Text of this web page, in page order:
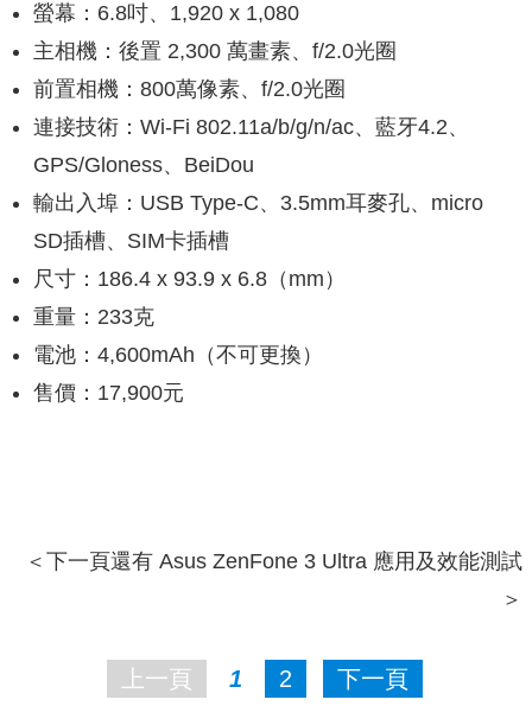
螢幕：6.8吋、1,920 x 1,080
主相機：後置 2,300 萬畫素、f/2.0光圈
前置相機：800萬像素、f/2.0光圈
連接技術：Wi-Fi 802.11a/b/g/n/ac、藍牙4.2、
GPS/Gloness、BeiDou
輸出入埠：USB Type-C、3.5mm耳麥孔、micro
SD插槽、SIM卡插槽
尺寸：186.4 x 93.9 x 6.8（mm）
重量：233克
電池：4,600mAh（不可更換）
售價：17,900元
＜下一頁還有 Asus ZenFone 3 Ultra 應用及效能測試
＞
上一頁 1 2 下一頁